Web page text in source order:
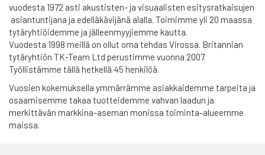
vuodesta 1972 asti akustisten- ja visuaalisten esitysratkaisujen
asiantuntijana ja edelläkävijänä alalla. Toimimme yli 20 maassa
tytäryhtiöidemme ja jälleenmyyjiemme kautta.
Vuodesta 1998 meillä on ollut oma tehdas Virossa. Britannian
tytäryhtiön TK-Team Ltd perustimme vuonna 2007.
Työllistämme tällä hetkellä 45 henkilöä.
Vuosien kokemuksella ymmärrämme asiakkaidemme tarpeita ja
osaamisemme takaa tuotteidemme vahvan laadun ja
merkittävän markkina-aseman monissa toiminta-alueemme
maissa.